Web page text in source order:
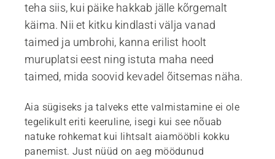
teha siis, kui päike hakkab jälle kõrgemalt
käima. Nii et kitku kindlasti välja vanad
taimed ja umbrohi, kanna erilist hoolt
muruplatsi eest ning istuta maha need
taimed, mida soovid kevadel õitsemas näha.
Aia sügiseks ja talveks ette valmistamine ei ole
tegelikult eriti keeruline, isegi kui see nõuab
natuke rohkemat kui lihtsalt aiamööbli kokku
panemist. Just nüüd on aeg möödunud